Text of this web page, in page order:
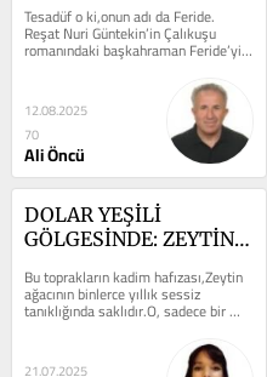
FERİDE’Sİ
Tesadüf o ki,onun adı da Feride.
Reşat Nuri Güntekin’in Çalıkuşu
romanındaki başkahraman Feride’yi
hepimiz biliriz.Küçük yaşta...
12.08.2025
70
Ali Öncü
DOLAR YEŞİLİ
GÖLGESİNDE: ZEYTİN
KÖMÜRÜN KARASI
Bu toprakların kadim hafızası,Zeytin
ağacının binlerce yıllık sessiz
tanıklığında saklıdır.O, sadece bir
ağaç değil, bir yaşam...
21.07.2025